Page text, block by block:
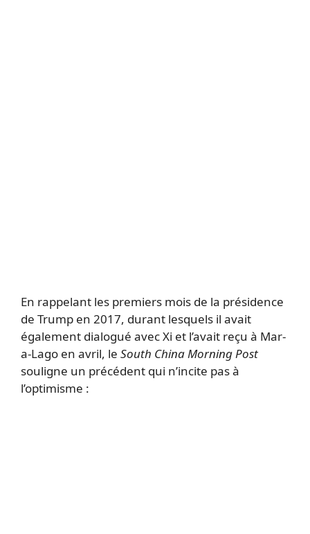
En rappelant les premiers mois de la présidence
de Trump en 2017, durant lesquels il avait
également dialogué avec Xi et l’avait reçu à Mar-
a-Lago en avril, le South China Morning Post
souligne un précédent qui n’incite pas à
l’optimisme :